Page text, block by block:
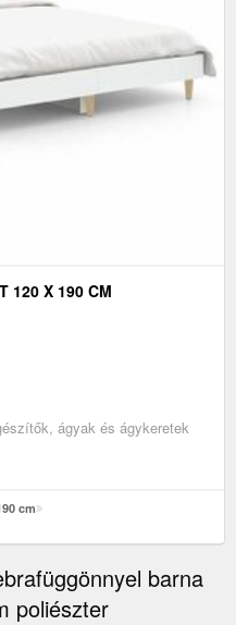
120 X 190 CM
ágyak és ágykeretek
cm
barna
poliészter